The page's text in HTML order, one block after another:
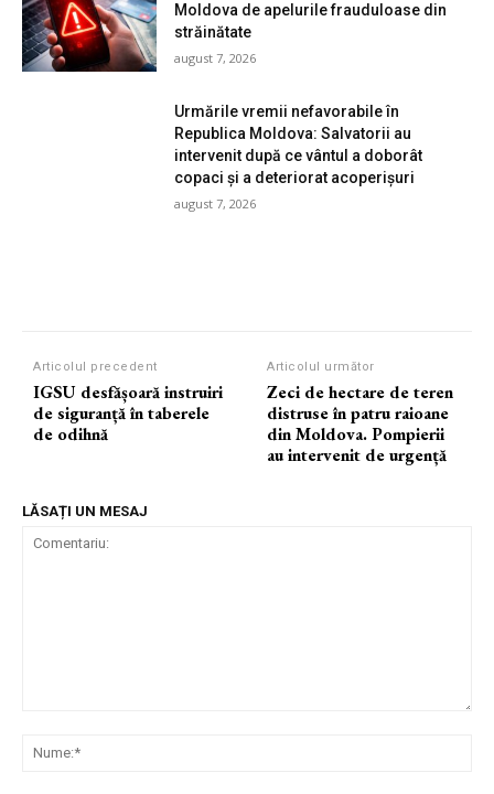
Moldova de apelurile frauduloase din
străinătate
august 7, 2026
Urmările vremii nefavorabile în
Republica Moldova: Salvatorii au
intervenit după ce vântul a doborât
copaci și a deteriorat acoperișuri
august 7, 2026
Articolul precedent
IGSU desfășoară instruiri
de siguranță în taberele
de odihnă
Articolul următor
Zeci de hectare de teren
distruse în patru raioane
din Moldova. Pompierii
au intervenit de urgență
LĂSAȚI UN MESAJ